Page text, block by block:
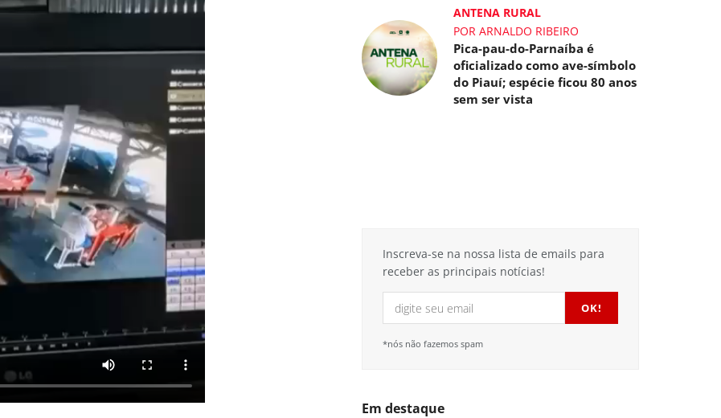
ANTENA RURAL
POR ARNALDO RIBEIRO
Pica-pau-do-Parnaíba é
oficializado como ave-símbolo
do Piauí; espécie ficou 80 anos
sem ser vista
Inscreva-se na nossa lista de emails para
receber as principais notícias!
*nós não fazemos spam
Em destaque